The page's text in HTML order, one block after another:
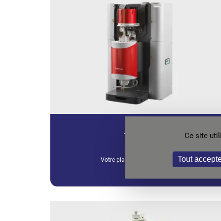
THEMYS
Votre plateforme polyvalente
Ce site
Tout